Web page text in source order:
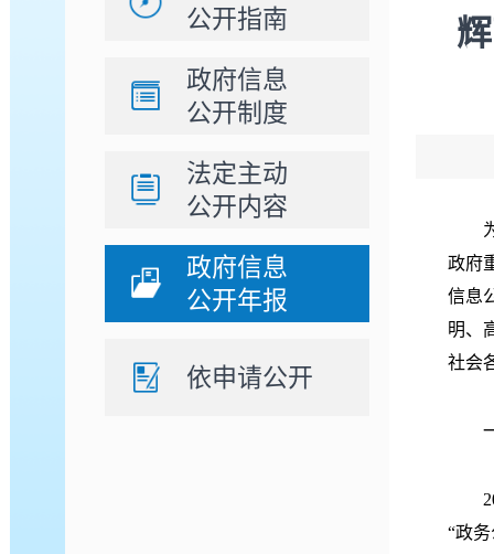
公开指南
政府信息
公开制度
法定主动
公开内容
政府信息
公开年报
依申请公开
为
政府
信息
明、
社会
一
“政